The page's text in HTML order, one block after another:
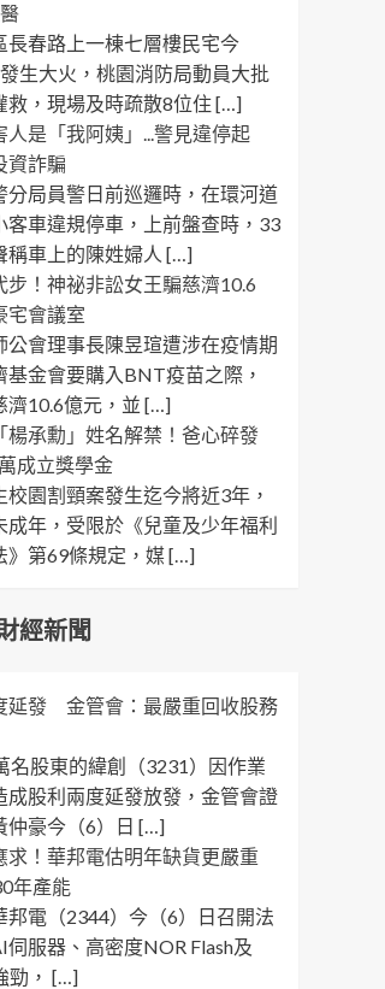
長春路上一棟七層樓民宅今
發生大火，桃園消防局動員大批
救，現場及時疏散8位住 […]
人是「我阿姨」...警見違停起
詐騙
分局員警日前巡邏時，在環河道
客車違規停車，上前盤查時，33
稱車上的陳姓婦人 […]
步！神祕非訟女王騙慈濟10.6
會議室
公會理事長陳昱瑄遭涉在疫情期
基金會要購入BNT疫苗之際，
濟10.6億元，並 […]
楊承勳」姓名解禁！爸心碎發
成立獎學金
校園割頸案發生迄今將近3年，
成年，受限於《兒童及少年福利
》第69條規定，媒 […]
經新聞
延發 金管會：最嚴重回收股務
名股東的緯創（3231）因作業
成股利兩度延發放發，金管會證
仲豪今（6）日 […]
求！華邦電估明年缺貨更嚴重
年產能
邦電（2344）今（6）日召開法
服器、高密度NOR Flash及
勁， […]